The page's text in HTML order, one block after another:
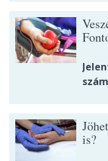
is?